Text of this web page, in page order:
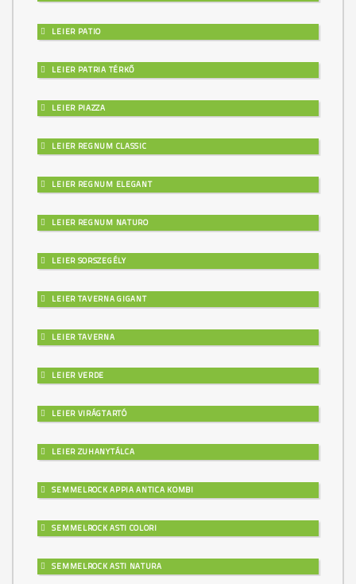
LEIER PATIO
LEIER PATRIA TÉRKŐ
LEIER PIAZZA
LEIER REGNUM CLASSIC
LEIER REGNUM ELEGANT
LEIER REGNUM NATURO
LEIER SORSZEGÉLY
LEIER TAVERNA GIGANT
LEIER TAVERNA
LEIER VERDE
LEIER VIRÁGTARTÓ
LEIER ZUHANYTÁLCA
SEMMELROCK APPIA ANTICA KOMBI
SEMMELROCK ASTI COLORI
SEMMELROCK ASTI NATURA